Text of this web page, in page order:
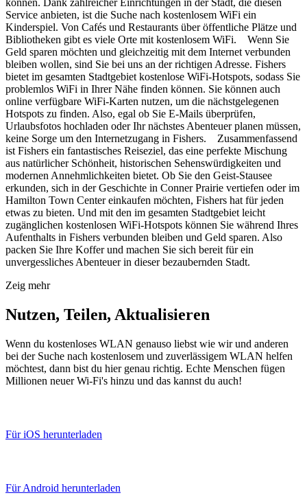
können. Dank zahlreicher Einrichtungen in der Stadt, die diesen
Service anbieten, ist die Suche nach kostenlosem WiFi ein
Kinderspiel. Von Cafés und Restaurants über öffentliche Plätze und
Bibliotheken gibt es viele Orte mit kostenlosem WiFi. Wenn Sie
Geld sparen möchten und gleichzeitig mit dem Internet verbunden
bleiben wollen, sind Sie bei uns an der richtigen Adresse. Fishers
bietet im gesamten Stadtgebiet kostenlose WiFi-Hotspots, sodass Sie
problemlos WiFi in Ihrer Nähe finden können. Sie können auch
online verfügbare WiFi-Karten nutzen, um die nächstgelegenen
Hotspots zu finden. Also, egal ob Sie E-Mails überprüfen,
Urlaubsfotos hochladen oder Ihr nächstes Abenteuer planen müssen,
keine Sorge um den Internetzugang in Fishers. Zusammenfassend
ist Fishers ein fantastisches Reiseziel, das eine perfekte Mischung
aus natürlicher Schönheit, historischen Sehenswürdigkeiten und
modernen Annehmlichkeiten bietet. Ob Sie den Geist-Stausee
erkunden, sich in der Geschichte in Conner Prairie vertiefen oder im
Hamilton Town Center einkaufen möchten, Fishers hat für jeden
etwas zu bieten. Und mit den im gesamten Stadtgebiet leicht
zugänglichen kostenlosen WiFi-Hotspots können Sie während Ihres
Aufenthalts in Fishers verbunden bleiben und Geld sparen. Also
packen Sie Ihre Koffer und machen Sie sich bereit für ein
unvergessliches Abenteuer in dieser bezaubernden Stadt.
Zeig mehr
Nutzen, Teilen, Aktualisieren
Wenn du kostenloses WLAN genauso liebst wie wir und anderen
bei der Suche nach kostenlosem und zuverlässigem WLAN helfen
möchtest, dann bist du hier genau richtig. Echte Menschen fügen
Millionen neuer Wi-Fi's hinzu und das kannst du auch!
Für iOS herunterladen
Für Android herunterladen